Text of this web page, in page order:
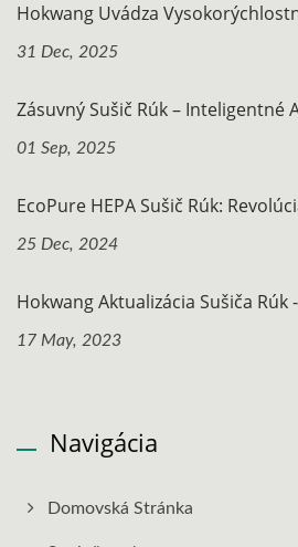
Hokwang Uvádza
31 Dec, 2025
Zásuvný Sušič Rúk – Inteligentné
01 Sep, 2025
EcoPure HEPA Sušič Rúk:
25 Dec, 2024
Hokwang Aktualizácia Sušiča Rúk
17 May, 2023
Navigácia
Domovská Stránka